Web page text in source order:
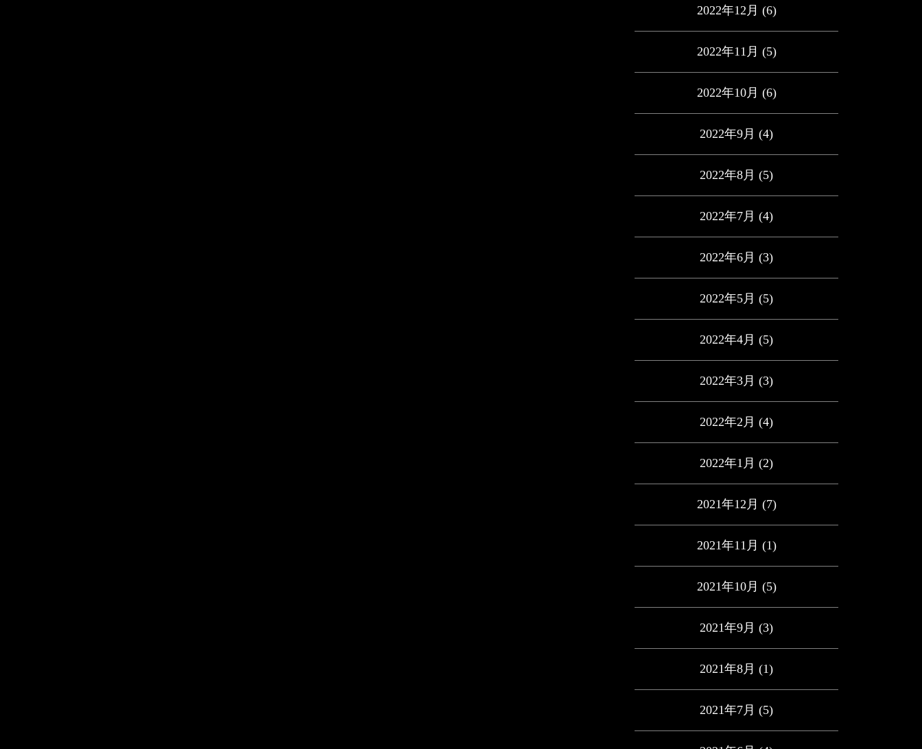
2022年12月 (6)
2022年11月 (5)
2022年10月 (6)
2022年9月 (4)
2022年8月 (5)
2022年7月 (4)
2022年6月 (3)
2022年5月 (5)
2022年4月 (5)
2022年3月 (3)
2022年2月 (4)
2022年1月 (2)
2021年12月 (7)
2021年11月 (1)
2021年10月 (5)
2021年9月 (3)
2021年8月 (1)
2021年7月 (5)